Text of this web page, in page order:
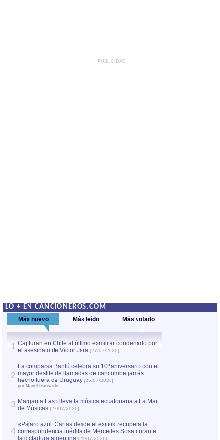
PUBLICIDAD
LO + EN CANCIONEROS.COM
Más nuevo Más leído Más votado
1 Capturan en Chile al último exmilitar condenado por
el asesinato de Víctor Jara [27/07/2026]
2
La comparsa Bantú celebra su 10º aniversario con el
mayor desfile de llamadas de candombe jamás
hecho fuera de Uruguay [25/07/2026]
por Manel Gausachs
3 Margarita Laso lleva la música ecuatoriana a La Mar
de Músicas [22/07/2026]
4
«Pájaro azul. Cartas desde el exilio» recupera la
correspondencia inédita de Mercedes Sosa durante
la dictadura argentina [21/07/2026]